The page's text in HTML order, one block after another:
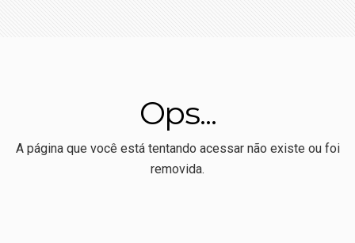
Ops...
A página que você está tentando acessar não existe ou foi
removida.